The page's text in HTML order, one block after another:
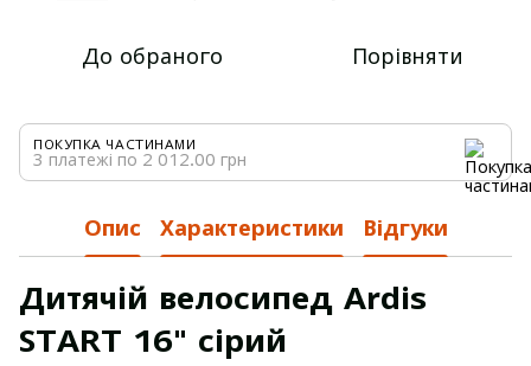
До обраного Порівняти
ПОКУПКА ЧАСТИНАМИ
3 платежі по 2 012.00 грн
Опис Характеристики Відгуки
Дитячій велосипед Ardis
START 16" сірий